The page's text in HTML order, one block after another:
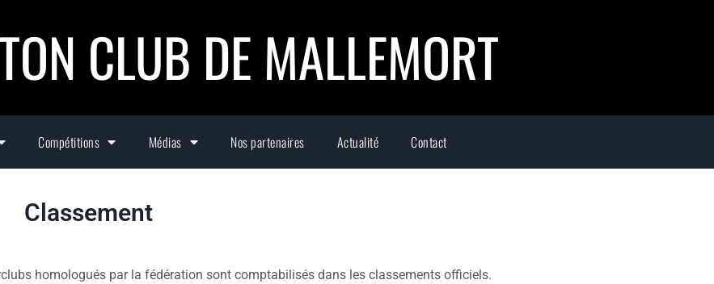
CLUB DE MALLEMORT
Compétitions Médias Nos partenaires Actualité Contact
Classement
homologués par la fédération sont comptabilisés dans les classements officiels.